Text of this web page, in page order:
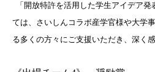
「開放特許を活用した学生アイデア
ては、さいしんコラボ産学官様や大学
る多くの方々にご支援いただき、深く